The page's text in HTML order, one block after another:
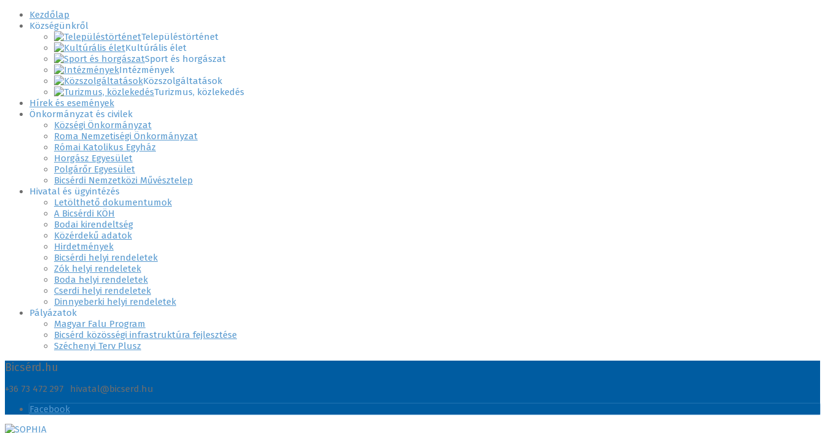
Kezdőlap
Községünkről
Településtörténet
Kultúrális élet
Sport és horgászat
Intézmények
Közszolgáltatások
Turizmus, közlekedés
Hírek és események
Önkormányzat és civilek
Községi Önkormányzat
Roma Nemzetiségi Önkormányzat
Római Katolikus Egyház
Horgász Egyesület
Polgárőr Egyesület
Bicsérdi Nemzetközi Művésztelep
Hivatal és ügyintézés
Letölthető dokumentumok
A Bicsérdi KÖH
Bodai kirendeltség
Közérdekű adatok
Hirdetmények
Bicsérdi helyi rendeletek
Zók helyi rendeletek
Boda helyi rendeletek
Cserdi helyi rendeletek
Dinnyeberki helyi rendeletek
Pályázatok
Magyar Falu Program
Bicsérd közösségi infrastruktúra fejlesztése
Széchenyi Terv Plusz
Bicsérd.hu
+36 73 472 297
hivatal@bicserd.hu
Facebook